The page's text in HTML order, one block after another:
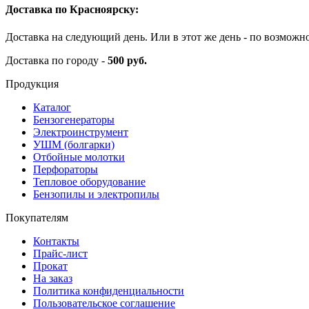
Доставка по Красноярску:
Доставка на следующий день. Или в этот же день - по
Доставка по городу - 500 руб.
Продукция
Каталог
Бензогенераторы
Электроинструмент
УШМ (болгарки)
Отбойные молотки
Перфораторы
Тепловое оборудование
Бензопилы и электропилы
Покупателям
Контакты
Прайс-лист
Прокат
На заказ
Политика конфиденциальности
Пользовательское соглашение